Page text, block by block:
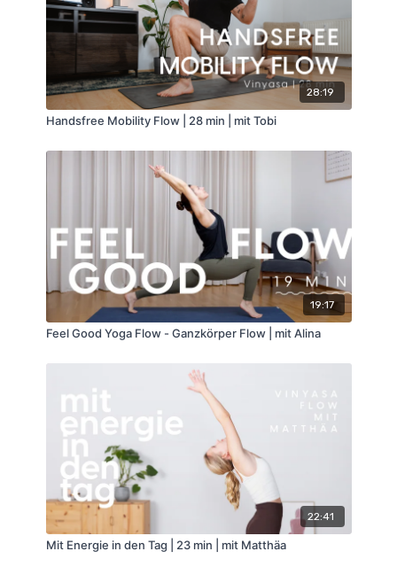
28:19
Handsfree Mobility Flow | 28 min | mit Tobi
19:17
Feel Good Yoga Flow - Ganzkörper Flow | mit Alina
22:41
Mit Energie in den Tag | 23 min | mit Matthäa